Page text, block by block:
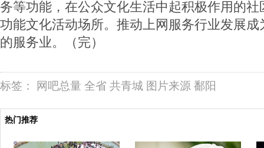
务等功能，在公众文化生活中起积极作用的
功能文化活动场所。推动上网服务行业发展
的服务业。（完）
标签： 网吧总量 全省 共青城 图片来源 鄱阳
热门推荐